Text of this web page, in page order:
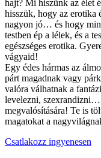
hajt? Mi hiszünk az élet
hisszük, hogy az erotika
nagyon jó… és hogy
testben ép a lélek, és a
egészséges erotika.
vágyaid!
Egy édes hármas az
párt magadnak vagy
valóra válhatnak a
levelezni, szexrandizni…
megvalósítására! Te is
magatokat a
Csatlakozz ingyenesen